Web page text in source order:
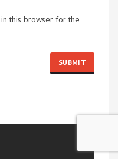
this browser for the